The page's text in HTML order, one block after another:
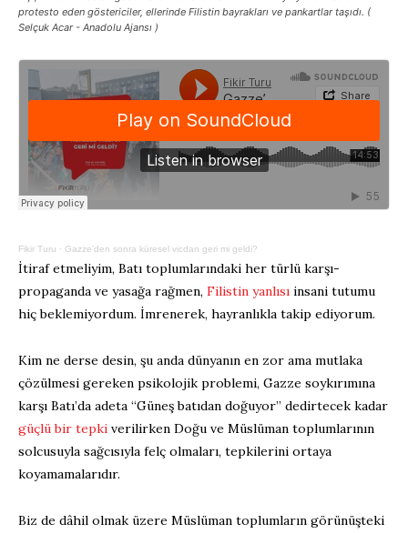
protesto eden göstericiler, ellerinde Filistin bayrakları ve pankartlar taşıdı. (
Selçuk Acar - Anadolu Ajansı )
Fikir Turu · Gazze’den sonra küresel vicdan geri mi geldi?
İtiraf etmeliyim, Batı toplumlarındaki her türlü karşı-
propaganda ve yasağa rağmen, Filistin yanlısı insani tutumu
hiç beklemiyordum. İmrenerek, hayranlıkla takip ediyorum.
Kim ne derse desin, şu anda dünyanın en zor ama mutlaka
çözülmesi gereken psikolojik problemi, Gazze soykırımına
karşı Batı’da adeta “Güneş batıdan doğuyor” dedirtecek kadar
güçlü bir tepki verilirken Doğu ve Müslüman toplumlarının
solcusuyla sağcısıyla felç olmaları, tepkilerini ortaya
koyamamalarıdır.
Biz de dâhil olmak üzere Müslüman toplumların görünüşteki